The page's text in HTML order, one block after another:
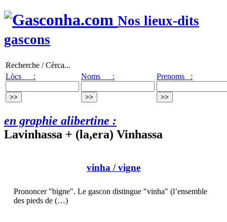
Nos lieux-dits
gascons
Recherche / Cèrca...
Lòcs :
Noms : Prenoms :
en graphie alibertine :
Lavinhassa + (la,era) Vinhassa
vinha / vigne
Prononcer "bigne". Le gascon distingue "vinha" (l’ensemble
des pieds de (…)